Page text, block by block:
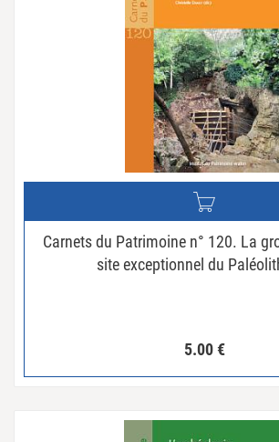
Carnets du Patrimoine n° 120. La
site exceptionnel du
5.00€